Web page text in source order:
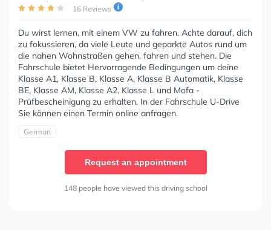
16 Reviews
Du wirst lernen, mit einem VW zu fahren. Achte darauf, dich
zu fokussieren, da viele Leute und geparkte Autos rund um
die nahen Wohnstraßen gehen, fahren und stehen. Die
Fahrschule bietet Hervorragende Bedingungen um deine
Klasse A1, Klasse B, Klasse A, Klasse B Automatik, Klasse
BE, Klasse AM, Klasse A2, Klasse L und Mofa -
Prüfbescheinigung zu erhalten. In der Fahrschule U-Drive
Sie können einen Termin online anfragen.
German
Request an appointment
148 people have viewed this driving school